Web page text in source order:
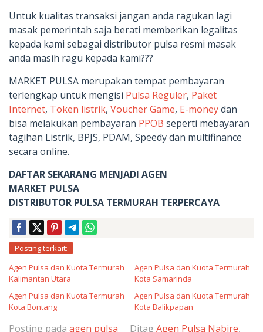
Untuk kualitas transaksi jangan anda ragukan lagi
masak pemerintah saja berati memberikan legalitas
kepada kami sebagai distributor pulsa resmi masak
anda masih ragu kepada kami???
MARKET PULSA merupakan tempat pembayaran
terlengkap untuk mengisi Pulsa Reguler, Paket
Internet, Token listrik, Voucher Game, E-moneydan
bisa melakukan pembayaran PPOB seperti mebayaran
tagihan Listrik, BPJS, PDAM, Speedy dan multifinance
secara online.
DAFTAR SEKARANG MENJADI AGEN
MARKET PULSA
DISTRIBUTOR PULSA TERMURAH TERPERCAYA
Posting terkait:
Agen Pulsa dan Kuota Termurah
Kalimantan Utara
Agen Pulsa dan Kuota Termurah
Kota Samarinda
Agen Pulsa dan Kuota Termurah
Kota Bontang
Agen Pulsa dan Kuota Termurah
Kota Balikpapan
Posting pada agen pulsa Ditag Agen Pulsa Nabire,